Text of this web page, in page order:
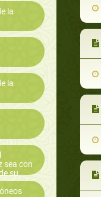
la
la
sea con
su